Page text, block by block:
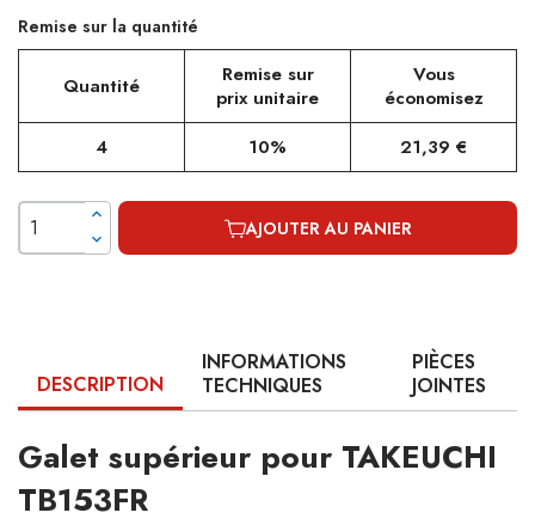
Remise sur la quantité
Quantité
Remise sur
prix unitaire
Vous
économisez
4
10% 21,39 €
AJOUTER AU PANIER
DESCRIPTION
INFORMATIONS
TECHNIQUES
PIÈCES
JOINTES
Galet supérieur pour TAKEUCHI
TB153FR